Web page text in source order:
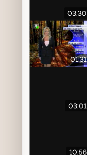
03:30
01:31
03:01
10:56